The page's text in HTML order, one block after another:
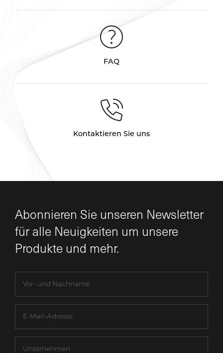
FAQ
Kontaktieren Sie uns
Abonnieren Sie unseren Newsletter
für alle Neuigkeiten um unsere
Produkte und mehr.